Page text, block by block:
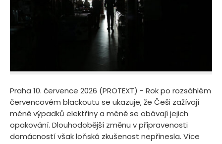
Praha 10. července 2026 (PROTEXT) - Rok po rozsáhlém
červencovém blackoutu se ukazuje, že Češi zažívají
méně výpadků elektřiny a méně se obávají jejich
opakování. Dlouhodobější změnu v připravenosti
domácností však loňská zkušenost nepřinesla. Více